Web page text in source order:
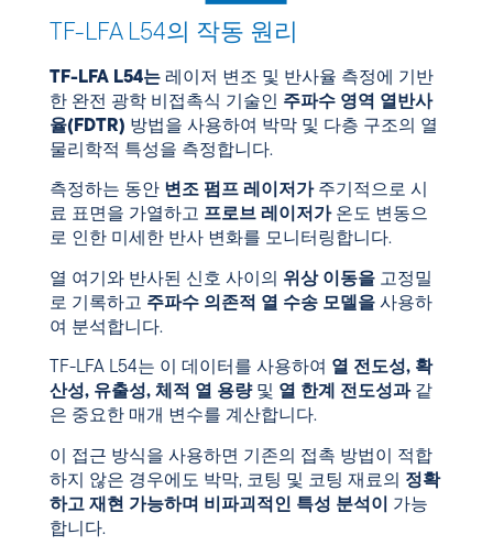
TF-LFA L54의 작동 원리
TF-LFA L54는 레이저 변조 및 반사율 측정에 기반
한 완전 광학 비접촉식 기술인 주파수 영역 열반사
율(FDTR) 방법을 사용하여 박막 및 다층 구조의 열
물리학적 특성을 측정합니다.
측정하는 동안 변조 펌프 레이저가주기적으로 시
료 표면을 가열하고 프로브 레이저가온도 변동으
로 인한 미세한 반사 변화를 모니터링합니다.
열 여기와 반사된 신호 사이의 위상 이동을 고정밀
로 기록하고 주파수 의존적 열 수송 모델을 사용하
여 분석합니다.
TF-LFA L54는 이 데이터를 사용하여 열 전도성, 확
산성, 유출성, 체적 열 용량및 열 한계 전도성과같
은 중요한 매개 변수를 계산합니다.
이 접근 방식을 사용하면 기존의 접촉 방법이 적합
하지 않은 경우에도 박막, 코팅 및 코팅 재료의 정확
하고 재현 가능하며 비파괴적인 특성 분석이
가능
합니다.